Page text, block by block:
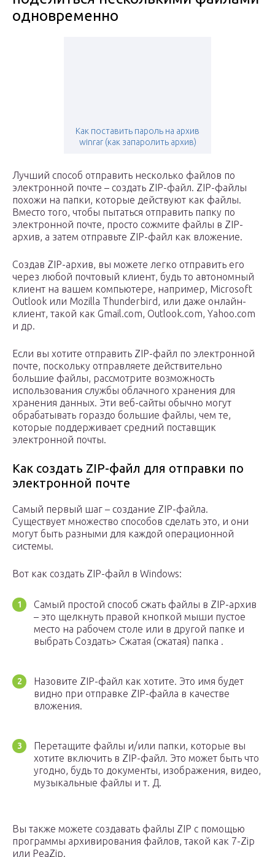
одновременно
Как поставить пароль на архив
winrar (как запаролить архив)
Лучший способ отправить несколько файлов по
электронной почте – создать ZIP-файл. ZIP-файлы
похожи на папки, которые действуют как файлы.
Вместо того, чтобы пытаться отправить папку по
электронной почте, просто сожмите файлы в ZIP-
архив, а затем отправьте ZIP-файл как вложение.
Создав ZIP-архив, вы можете легко отправить его
через любой почтовый клиент, будь то автономный
клиент на вашем компьютере, например, Microsoft
Outlook или Mozilla Thunderbird, или даже онлайн-
клиент, такой как Gmail.com, Outlook.com, Yahoo.com
и др.
Если вы хотите отправить ZIP-файл по электронной
почте, поскольку отправляете действительно
большие файлы, рассмотрите возможность
использования службы облачного хранения для
хранения данных. Эти веб-сайты обычно могут
обрабатывать гораздо большие файлы, чем те,
которые поддерживает средний поставщик
электронной почты.
Как создать ZIP-файл для отправки по
электронной почте
Самый первый шаг – создание ZIP-файла.
Существует множество способов сделать это, и они
могут быть разными для каждой операционной
системы.
Вот как создать ZIP-файл в Windows:
Самый простой способ сжать файлы в ZIP-архив
– это щелкнуть правой кнопкой мыши пустое
место на рабочем столе или в другой папке и
выбрать Создать> Сжатая (сжатая) папка .
Назовите ZIP-файл как хотите. Это имя будет
видно при отправке ZIP-файла в качестве
вложения.
Перетащите файлы и/или папки, которые вы
хотите включить в ZIP-файл. Это может быть что
угодно, будь то документы, изображения, видео,
музыкальные файлы и т. Д.
Вы также можете создавать файлы ZIP с помощью
программы архивирования файлов, такой как 7-Zip
или PeaZip.